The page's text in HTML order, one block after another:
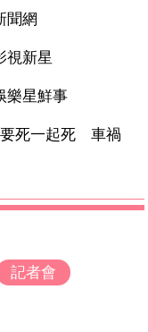
聞網
視新星
樂星鮮事
要死一起死 車禍
記者會